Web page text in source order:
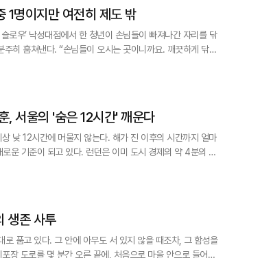
중 1명이지만 여전히 제도 밖
로우’ 낙성대점에서 한 청년이 손님들이 빠져나간 자리를 닦
니까요. 깨끗하게 닦아
, 서울의 '숨은 12시간' 깨운다
낮 12시간에 머물지 않는다. 해가 진 이후의 시간까지 얼마
은 이미 도시 경제의 약 4분의 1
추진하고 있으며, 싱가포르는 심야 문화·관광을 국가 관광
생존 사투
품고 있다. 그 안에 아무도 서 있지 않을 때조차, 그 함성을